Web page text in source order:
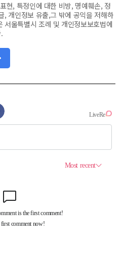
현, 특정인에 대한 비방, 명예훼손, 정
, 개인정보 유출,그 밖에 공익을 저해하
서울특별시 조례 및 개인정보보호법에